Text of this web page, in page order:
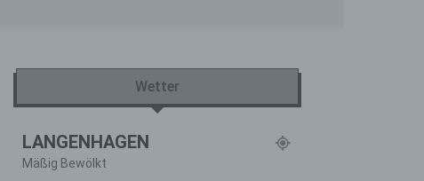
Wetter
LANGENHAGEN
Mäßig Bewölkt